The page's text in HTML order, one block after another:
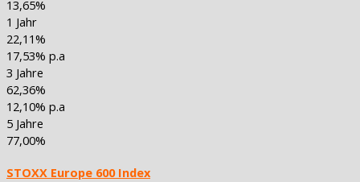
13,65%
1 Jahr
22,11%
17,53% p.a
3 Jahre
62,36%
12,10% p.a
5 Jahre
77,00%
STOXX Europe 600 Index